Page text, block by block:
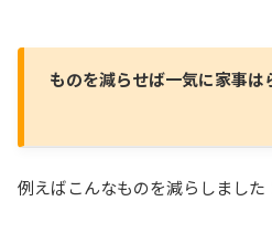
ものを減らせば一気に家事は
例えばこんなものを減らしました